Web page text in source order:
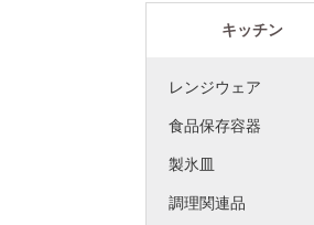
キッチン
レンジウェア
食品保存容器
製氷皿
調理関連品